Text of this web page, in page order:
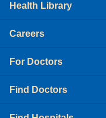
Health Library
Careers
For Doctors
Find Doctors